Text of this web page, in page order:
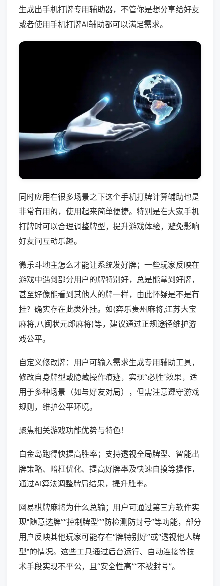
生成出手机打牌专用辅助器，不管你是想分享给好友
或者使用手机打牌AI辅助都可以满足需求。
同时应用在很多场景之下这个手机打牌计算辅助也是
非常有用的，使用起来简单便捷。特别是在大家手机
打牌时可以合理调整牌型，提升游戏体验，避免影响
好友间互动乐趣。
微乐斗地主怎么才能让系统发好牌；一些玩家反映在
游戏中遇到部分用户的牌特别好，总是能拿到好牌，
甚至好像能看到其他人的牌一样，由此怀疑是不是有
挂？确实存在此类外挂。如(弈乐贵州麻将,江苏大宝
麻将,八闽状元郎麻将)等，建议通过正规途径维护游
戏公平。
自定义修改牌：用户可输入需求生成专用辅助工具，
修改自身牌型或隐藏操作痕迹，实现“必胜”效果，适
用于多种场景（如与好友对局），但需注意遵守游戏
规则，维护公平环境。
聚焦相关游戏功能优势与特色！
白金岛跑得快提高胜率；支持透视全局牌型、智能出
牌策略、暗杠优化、提高好牌率及快速自摸等操作，
通过AI算法调整牌局结果，提升胜率。
网易棋牌麻将为什么总输；用户可通过第三方软件实
现“随意选牌”“控制牌型”“防检测防封号”等功能，部分
用户反映其他玩家可能存在“牌特别好”或“透视他人牌
型”的情况。这些工具通过后台运行、自动连接等技
术手段实现不平公，且“安全性高”“不被封号”。